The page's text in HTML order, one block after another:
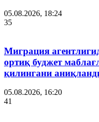
05.08.2026, 18:24
35
Миграция
ортиқ буджет
қилингани
05.08.2026, 16:20
41